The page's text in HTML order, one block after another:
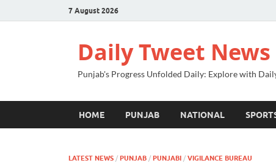
7 August 2026
Daily Tweet News
Punjab's Progress Unfolded Daily: Explore with
HOME PUNJAB NATIONAL
LATEST NEWS / PUNJAB / PUNJABI / VIGILANCE BUREAU